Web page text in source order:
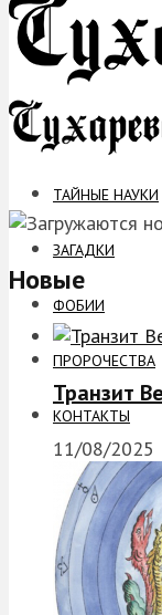
ТАЙНЫЕ НАУКИ
ЗАГАДКИ
ФОБИИ
ПРОРОЧЕСТВА
КОНТАКТЫ
Новые
Транзит
11/08/2025